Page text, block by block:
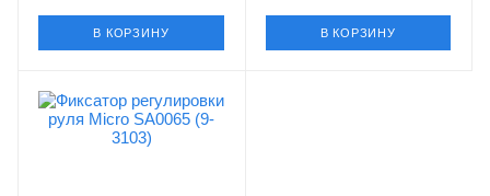
В КОРЗИНУ В КОРЗИНУ